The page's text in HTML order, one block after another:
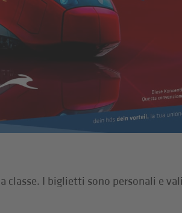
classe. I biglietti sono personali e